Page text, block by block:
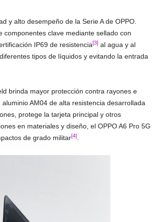
y alto desempeño de la Serie A de OPPO.
clave mediante sellado con
IP69 de resistencia[3]al agua y al
tipos de líquidos y evitando la entrada
brinda mayor protección contra rayones e
AM04 de alta resistencia desarrollada
protege la tarjeta principal y otros
en materiales y diseño, el OPPO A6 Pro 5G
de grado militar[4].